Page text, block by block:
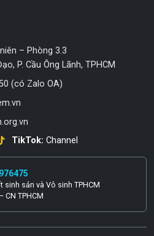
– Phòng 3.3
P. Cầu Ông Lãnh, TPHCM
(có Zalo OA)
TikTok: Channel
sinh sản và Vô sinh TPHCM
CN TPHCM